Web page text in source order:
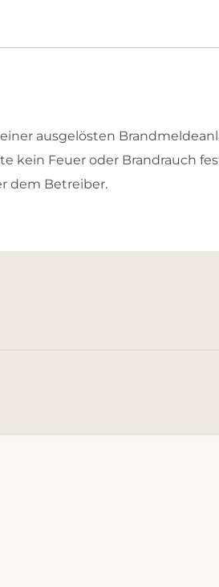
ausgelösten
kein Feuer oder Brandrauch
dem Betreiber.